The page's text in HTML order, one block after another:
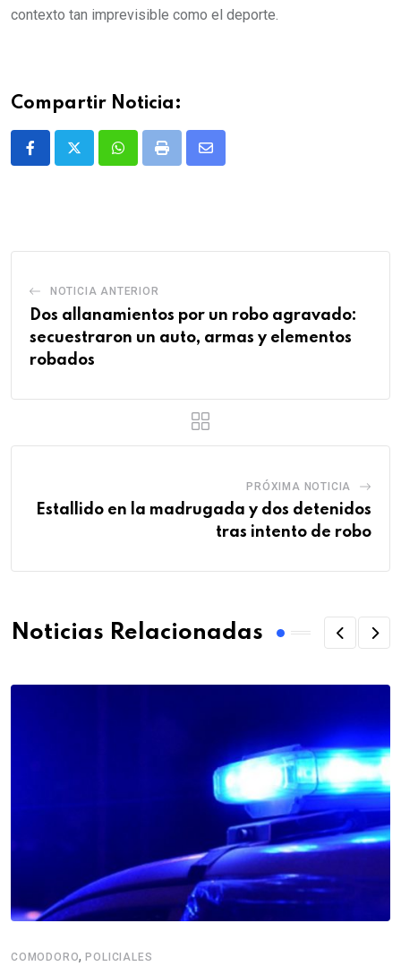
contexto tan imprevisible como el deporte.
Compartir Noticia:
WhatsappPrint
Share
NOTICIA ANTERIOR
Dos allanamientos por un robo agravado:
secuestraron un auto, armas y elementos
robados
PRÓXIMA NOTICIA
Estallido en la madrugada y dos detenidos
tras intento de robo
Noticias Relacionadas
COMODORO,POLICIALES